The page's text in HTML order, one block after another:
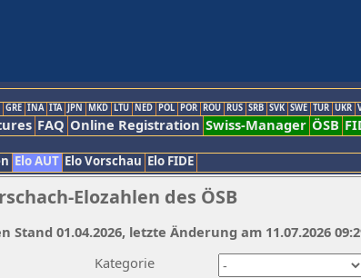
GRE INA ITA JPN MKD LTU NED POL POR ROU RUS SRB SVK SWE TUR UKR
FAQ Online Registration Swiss-Manager ÖSB
Elo AUT Elo Vorschau Elo FIDE
Elozahlen des ÖSB
Kategorie
Stand 01.04.2026, letzte Änderung am 11.07.2026